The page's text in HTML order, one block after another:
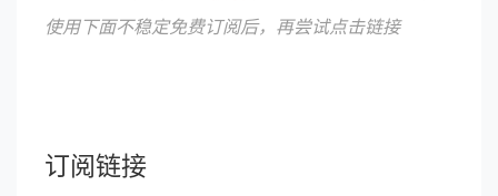
使用下面不稳定免费订阅后，再尝试点击链接
订阅链接